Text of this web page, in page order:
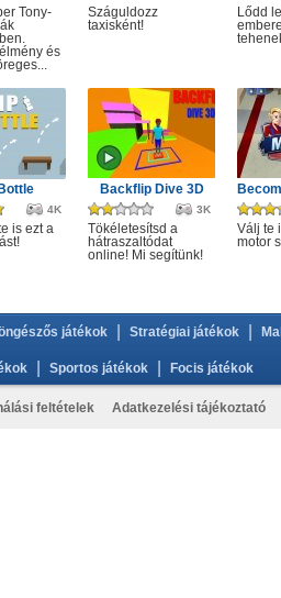
Tony-
és
Száguldozz
taxisként!
Lődd
4K
is ezt a
Backflip Dive 3D
3K
Tökéletesítsd a
hátraszaltódat
online! Mi segítünk!
Válj te
motor
játékok Stratégiai játékok
Sportos játékok Focis játékok
feltételek Adatkezelési tájékoztató